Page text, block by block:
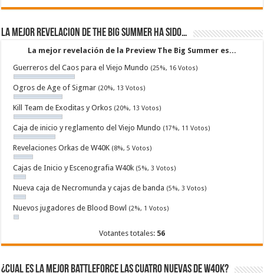
La mejor revelacion de The Big Summer ha sido…
La mejor revelación de la Preview The Big Summer es...
Guerreros del Caos para el Viejo Mundo (25%, 16 Votos)
Ogros de Age of Sigmar (20%, 13 Votos)
Kill Team de Exoditas y Orkos (20%, 13 Votos)
Caja de inicio y reglamento del Viejo Mundo (17%, 11 Votos)
Revelaciones Orkas de W40K (8%, 5 Votos)
Cajas de Inicio y Escenografia W40k (5%, 3 Votos)
Nueva caja de Necromunda y cajas de banda (5%, 3 Votos)
Nuevos jugadores de Blood Bowl (2%, 1 Votos)
Votantes totales: 56
¿Cual es la mejor Battleforce las cuatro nuevas de W40k?